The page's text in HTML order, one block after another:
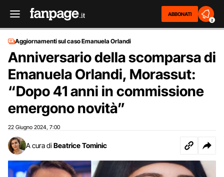
ABBONATI
2
Aggiornamenti sul caso Emanuela Orlandi
Anniversario della scomparsa di
Emanuela Orlandi, Morassut:
“Dopo 41 anni in commissione
emergono novità”
22 Giugno 2024 7:00
A cura di Beatrice Tominic